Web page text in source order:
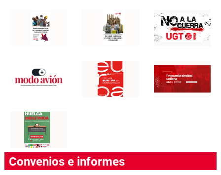
Convenios e informes